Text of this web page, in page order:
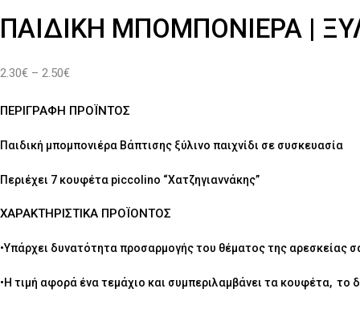
ΠΑΙΔΙΚΉ ΜΠΟΜΠΟΝΙΈΡΑ |
2.30€ – 2.50€Price
2.30€
through
ΠΕΡΙΓΡΑΦΗ ΠΡΟΪΝΤΟΣ
Παιδική μπομπονιέρα Βάπτισης ξύλινο παιχνίδι σε συσκευασία
Περιέχει 7 κουφέτα piccolino “Χατζηγιαννάκης”
ΧΑΡΑΚΤΗΡΙΣΤΙΚΑ ΠΡΟΪΟΝΤΟΣ
•Υπάρχει δυνατότητα προσαρμογής του θέματος της αρεσκείας
•Η τιμή αφορά ένα τεμάχιο και συμπεριλαμβάνει τα κουφέτα, το